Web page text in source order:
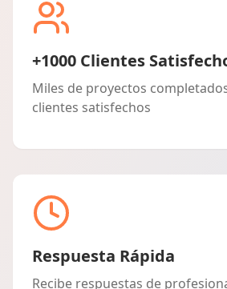
+1000 Clientes
Miles de proyectos
clientes satisfechos
Respuesta Rápida
Recibe respuestas de